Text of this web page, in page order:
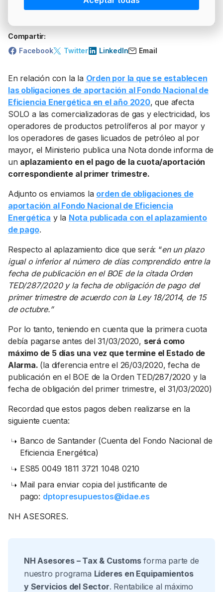
Compartir:
Facebook
Twitter LinkedIn Email
En relación con la la Orden por la que se establecen
las obligaciones de aportación al Fondo Nacional de
Eficiencia Energética en el año 2020, que afecta
SOLO a las comercializadoras de gas y electricidad, los
operadores de productos petrolíferos al por mayor y
los operadores de gases licuados de petróleo al por
mayor, el Ministerio publica una Nota donde informa de
un aplazamiento en el pago de la cuota/aportación
correspondiente al primer trimestre.
Adjunto os enviamos la orden de obligaciones de
aportación al Fondo Nacional de Eficiencia
Energética y la Nota publicada con el aplazamiento
de pago.
Respecto al aplazamiento dice que será: “en un plazo
igual o inferior al número de días comprendido entre la
fecha de publicación en el BOE de la citada Orden
TED/287/2020 y la fecha de obligación de pago del
primer trimestre de acuerdo con la Ley 18/2014, de 15
de octubre.”
Por lo tanto, teniendo en cuenta que la primera cuota
debía pagarse antes del 31/03/2020, será como
máximo de 5 días una vez que termine el Estado de
Alarma. (la diferencia entre el 26/03/2020, fecha de
publicación en el BOE de la Orden TED/287/2020 y la
fecha de obligación del primer trimestre, el 31/03/2020)
Recordad que estos pagos deben realizarse en la
siguiente cuenta:
Banco de Santander (Cuenta del Fondo Nacional de
Eficiencia Energética)
ES85 0049 1811 3721 1048 0210
Mail para enviar copia del justificante de
pago: dptopresupuestos@idae.es
NH ASESORES.
NH Asesores – Tax & Customsforma parte de
nuestro programa Líderes en Equipamientos
y Servicios del Sector. Rentabilice al máximo
NEWSLETTER
SECTOR
TABLÓN Y MARKETPLACE
MAKETPLACES
GSO AGRÍCOLA
EXISTENCIAS
MOD. 500-503
MODELO 319
LÍDERES EQUIPAMIENTOS Y SERVICIOS SECTOR